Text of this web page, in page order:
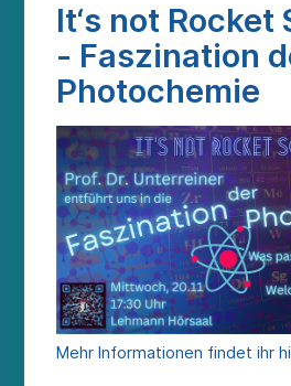
It‘s not Rocket
- Faszination
Photochemie
Mehr Informationen findet ihr